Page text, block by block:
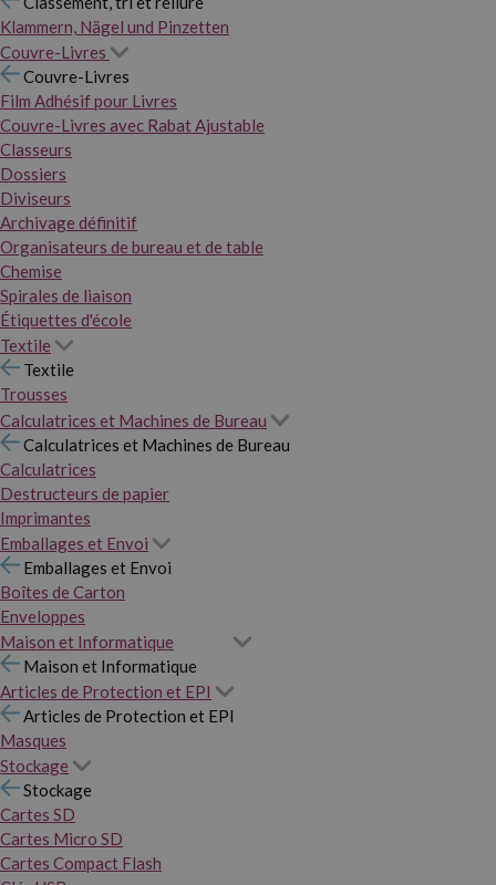
Klammern, Nägel und Pinzetten
Couvre-Livres
Couvre-Livres
Film Adhésif pour Livres
Couvre-Livres avec Rabat Ajustable
Classeurs
Dossiers
Diviseurs
Archivage définitif
Organisateurs de bureau et de table
Chemise
Spirales de liaison
Étiquettes d'école
Textile
Textile
Trousses
Calculatrices et Machines de Bureau
Calculatrices et Machines de Bureau
Calculatrices
Destructeurs de papier
Imprimantes
Emballages et Envoi
Emballages et Envoi
Boîtes de Carton
Enveloppes
Maison et Informatique
Maison et Informatique
Articles de Protection et EPI
Articles de Protection et EPI
Masques
Stockage
Stockage
Cartes SD
Cartes Micro SD
Cartes Compact Flash